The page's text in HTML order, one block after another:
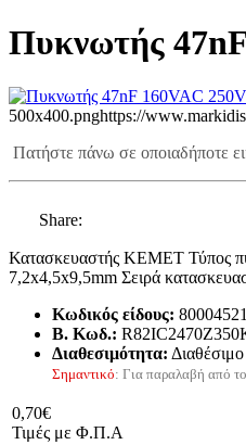
Πυκνωτής
500x400.pnghttps://
Πατήστε πάνω σε οποιαδήποτε
Share:
Κατασκευαστής KEMET Τύπος
7,2x4,5x9,5mm Σειρά
Κωδικός είδους:
B. Κωδ.:
Διαθεσιμότητα: Διαθέσιμο
Σημαντικό: Για παραλαβή από
0,70€
Τιμές με Φ.Π.Α